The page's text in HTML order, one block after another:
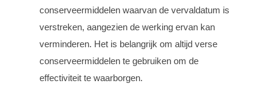
conserveermiddelen waarvan de vervaldatum is
verstreken, aangezien de werking ervan kan
verminderen. Het is belangrijk om altijd verse
conserveermiddelen te gebruiken om de
effectiviteit te waarborgen.